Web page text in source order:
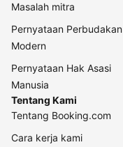
Masalah mitra
Pernyataan Perbudakan
Modern
Pernyataan Hak Asasi
Manusia
Tentang Kami
Tentang Booking.com
Cara kerja kami